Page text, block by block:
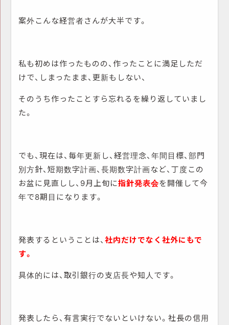
案外こんな経営者さんが大半です。
私も初めは作ったものの、作ったことに満足しただ
けで、しまったまま、更新もしない、
そのうち作ったことすら忘れるを繰り返していまし
た。
でも、現在は、毎年更新し、経営理念、年間目標、部門
別方針、短期数字計画、長期数字計画など、丁度この
お盆に見直しし、9月上旬に指針発表会を開催して今
年で8期目になります。
発表するということは、社内だけでなく社外にもで
す。
具体的には、取引銀行の支店長や知人です。
発表したら、有言実行でないといけない。社長の信用